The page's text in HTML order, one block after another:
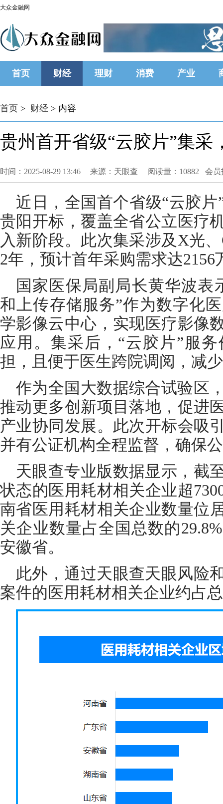
大众金融网
首页 财经 理财 消费 产业
首页 > 财经 > 内容
贵州首开省级“云胶片”集采
时间：2025-08-29 13:46 来源：天眼查 阅读量：10882 会员
近日，全国首个省级“云胶
贵阳开标，覆盖全省公立医疗
入新阶段。此次集采涉及X光
2年，预计首年采购需求达2156
国家医保局副局长黄华波表
和上传存储服务”作为数字化
学影像云中心，实现医疗影像
应用。集采后，“云胶片”服
担，且便于医生跨院调阅，减
作为全国大数据综合试验区
推动更多创新项目落地，促进
产业协同发展。此次开标会吸
并有公证机构全程监督，确保
天眼查专业版数据显示，截
状态的医用耗材相关企业超
南省医用耗材相关企业数量位
关企业数量占全国总数的
安徽省。
此外，通过天眼查天眼风险
案件的医用耗材相关企业约占